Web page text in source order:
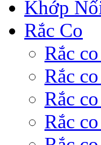
Khớp
Rắc Co
Rắc
Rắc
Rắc
Rắc